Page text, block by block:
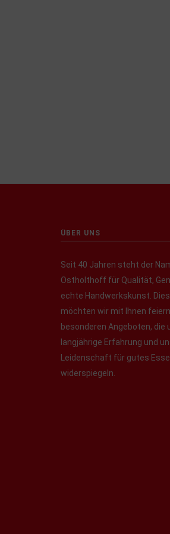
ÜBER UNS
Seit 40 Jahren steht der
Ostholthoff für Qualität,
echte Handwerkskunst.
möchten wir mit Ihnen
besonderen Angeboten, die
langjährige Erfahrung und
Leidenschaft für gutes
widerspiegeln.